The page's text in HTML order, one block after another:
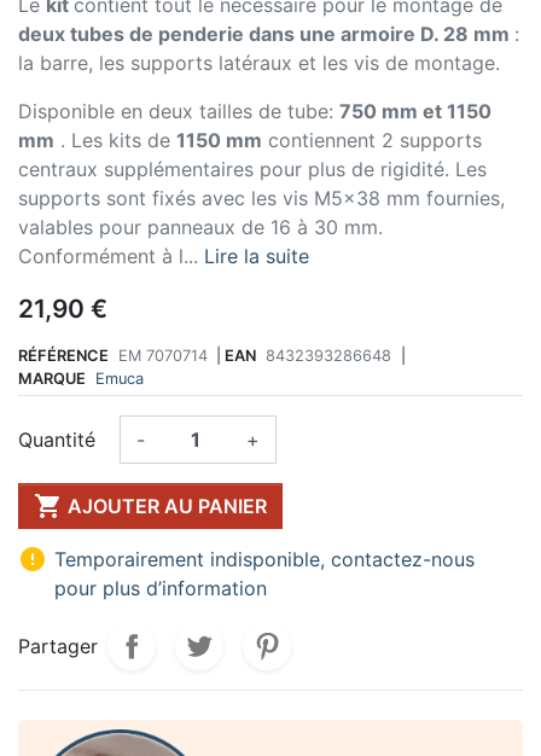
deux tubes de penderie dans une armoire D. 28 mm :
la barre, les supports latéraux et les vis de montage.
Disponible en deux tailles de tube: 750 mm et 1150
mm . Les kits de 1150 mm contiennent 2 supports
centraux supplémentaires pour plus de rigidité. Les
supports sont fixés avec les vis M5x38 mm fournies,
valables pour panneaux de 16 à 30 mm.
Conformément à l... Lire la suite
21,90 €
RÉFÉRENCE EM 7070714 EAN 8432393286648
MARQUE
Emuca
Quantité - +
 AJOUTER AU PANIER
 Temporairement indisponible, contactez-nous
pour plus d’information
Partager